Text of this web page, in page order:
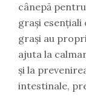
cânepă
grași esențiali
grași au
ajuta la
și la
intestinale,